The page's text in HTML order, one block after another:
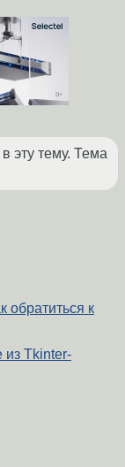
эту тему. Тема
обратиться к
из Tkinter-